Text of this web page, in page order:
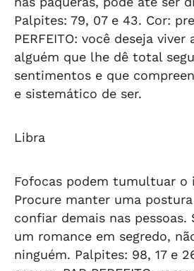
Palpites: 79, 07 e 43. Cor:
PERFEITO: você deseja viver
alguém que lhe dê total
sentimentos e que
e sistemático de ser.
Libra
Fofocas podem tumultuar o
Procure manter uma
confiar demais nas pessoas.
um romance em segredo,
ninguém. Palpites: 98, 17 e